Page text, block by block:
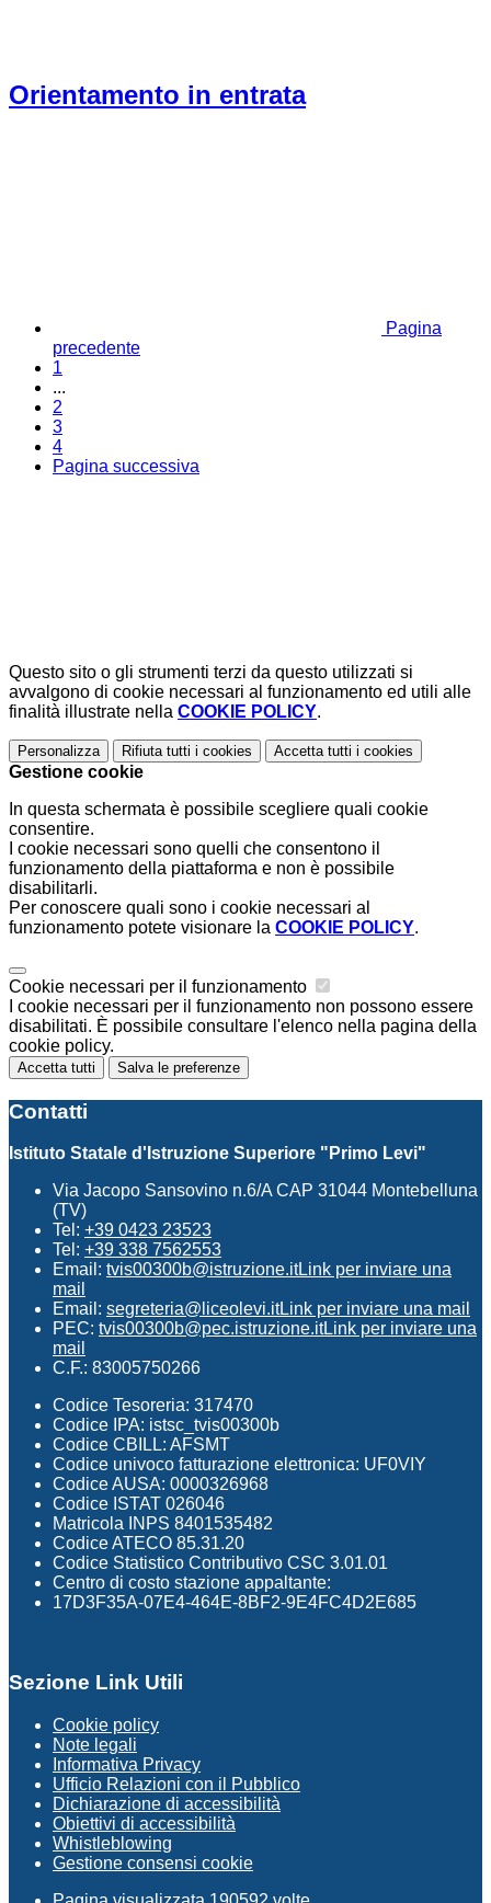
Orientamento in entrata
Pagina
precedente
1
...
2
3
4
Pagina successiva
Questo sito o gli strumenti terzi da questo utilizzati si
avvalgono di cookie necessari al funzionamento ed utili alle
finalità illustrate nella COOKIE POLICY.
Personalizza Rifiuta tutti i cookies Accetta tutti i cookies
Gestione cookie
In questa schermata è possibile scegliere quali cookie
consentire.
I cookie necessari sono quelli che consentono il
funzionamento della piattaforma e non è possibile
disabilitarli.
Per conoscere quali sono i cookie necessari al
funzionamento potete visionare la COOKIE POLICY.
Cookie necessari per il funzionamento
I cookie necessari per il funzionamento non possono essere
disabilitati. È possibile consultare l'elenco nella pagina della
cookie policy.
Accetta tutti Salva le preferenze
Contatti
Istituto Statale d'Istruzione Superiore "Primo Levi"
Via Jacopo Sansovino n.6/A CAP 31044 Montebelluna
(TV)
Tel: +39 0423 23523
Tel: +39 338 7562553
Email: tvis00300b@istruzione.itLink per inviare una
mail
Email: segreteria@liceolevi.itLink per inviare una mail
PEC: tvis00300b@pec.istruzione.itLink per inviare una
mail
C.F.: 83005750266
Codice Tesoreria: 317470
Codice IPA: istsc_tvis00300b
Codice CBILL: AFSMT
Codice univoco fatturazione elettronica: UF0VIY
Codice AUSA: 0000326968
Codice ISTAT 026046
Matricola INPS 8401535482
Codice ATECO 85.31.20
Codice Statistico Contributivo CSC 3.01.01
Centro di costo stazione appaltante:
17D3F35A-07E4-464E-8BF2-9E4FC4D2E685
Sezione Link Utili
Cookie policy
Note legali
Informativa Privacy
Ufficio Relazioni con il Pubblico
Dichiarazione di accessibilità
Obiettivi di accessibilità
Whistleblowing
Gestione consensi cookie